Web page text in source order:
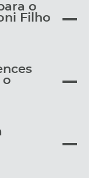
o
Filho
o